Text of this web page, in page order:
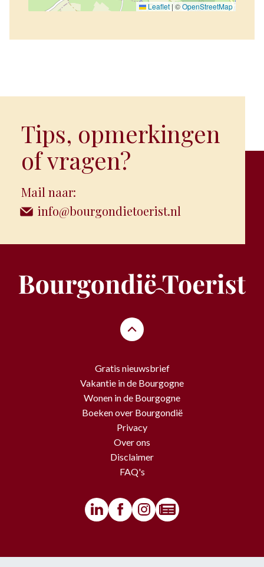
Leaflet | ©OpenStreetMap
Tips, opmerkingen
of vragen?
Mail naar:
info@bourgondietoerist.nl
Gratis nieuwsbrief
Vakantie in de Bourgogne
Wonen in de Bourgogne
Boeken over Bourgondië
Privacy
Over ons
Disclaimer
FAQ's